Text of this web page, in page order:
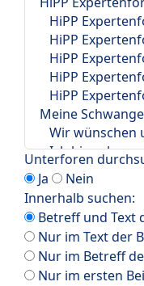
Unterforen
Ja
Nein
Innerhalb suchen:
Betreff und Text
Nur im Text der
Nur im Betreff
Nur im ersten